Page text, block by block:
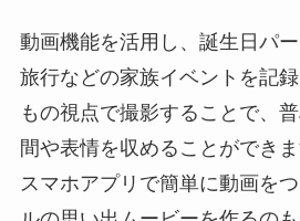
動画機能を活用し、誕生日パー
旅行などの家族イベントを記
もの視点で撮影することで、
間や表情を収めることができ
スマホアプリで簡単に動画を